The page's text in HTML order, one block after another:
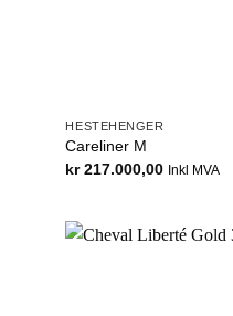
HESTEHENGER
Careliner M
kr217.000,00 Inkl MVA